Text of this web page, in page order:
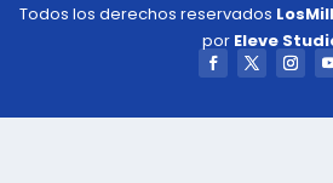
Todos los derechos reservados
por Eleve